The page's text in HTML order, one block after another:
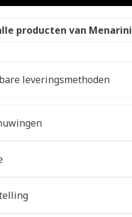
producten van Menarini
leveringsmethoden